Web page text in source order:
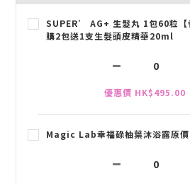
SUPER’ AG+ 生髮丸 1包60粒【
購2包送1支生髮頭皮精華20ml
優惠價 HK$495.00
Magic Lab幸福碌柚葉沐浴露原